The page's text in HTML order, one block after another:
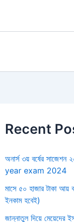
Recent
অনার্স ৩য় বর্ষের
year exam 2024
মাসে ৫০ হাজার টাকা আয়
ইনকাম হবেই)
জান্নাতুল দিয়ে মেয়েদের